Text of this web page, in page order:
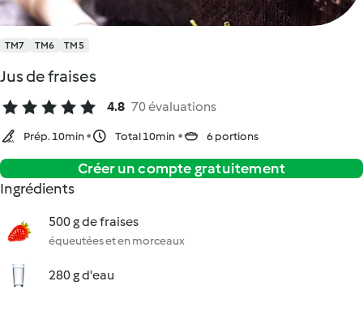
TM7 TM6 TM5
Jus de fraises
4.8 70 évaluations
Prép. 10min Total 10min 6 portions
Créer un compte gratuitement
Ingrédients
500 g de fraises
équeutées et en morceaux
280 g d'eau